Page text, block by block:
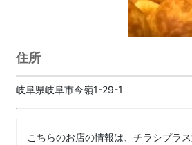
住所
岐阜県岐阜市今嶺1-29-1
こちらのお店の情報は、チラシプラ